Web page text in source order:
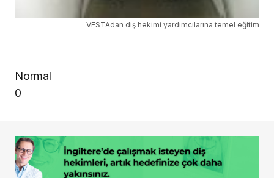
VESTAdan diş hekimi yardımcılarına temel eğitim
Normal
0